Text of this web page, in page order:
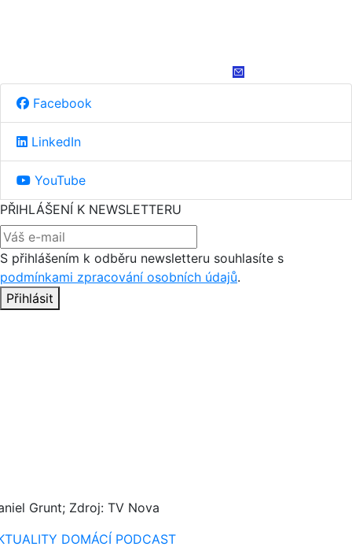
Facebook
LinkedIn
YouTube
PŘIHLÁŠENÍ K NEWSLETTERU
S přihlášením k odběru newsletteru souhlasíte s
podmínkami zpracování osobních údajů.
Přihlásit
Grunt; Zdroj: TV Nova
DOMÁCÍ PODCAST